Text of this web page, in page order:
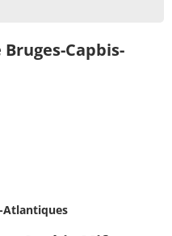
Capbis-
Atlantiques